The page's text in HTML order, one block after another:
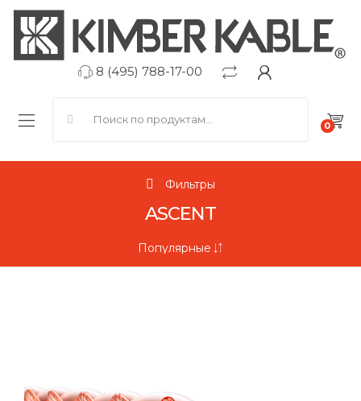
8 (495) 788-17-00
0
Фильтры
ASCENT